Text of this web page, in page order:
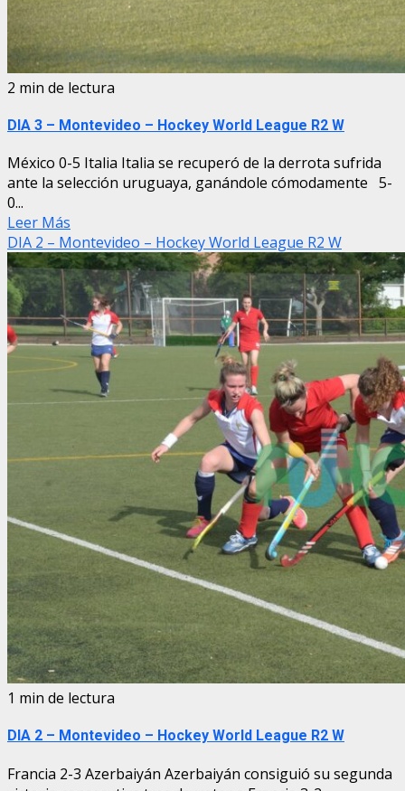
2 min de lectura
DIA 3 – Montevideo – Hockey World League R2 W
México 0-5 Italia Italia se recuperó de la derrota sufrida
ante la selección uruguaya, ganándole cómodamente 5-
0...
Leer Más
DIA 2 – Montevideo – Hockey World League R2 W
1 min de lectura
DIA 2 – Montevideo – Hockey World League R2 W
Francia 2-3 Azerbaiyán Azerbaiyán consiguió su segunda